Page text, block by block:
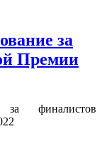
за
Премии
за финалистов